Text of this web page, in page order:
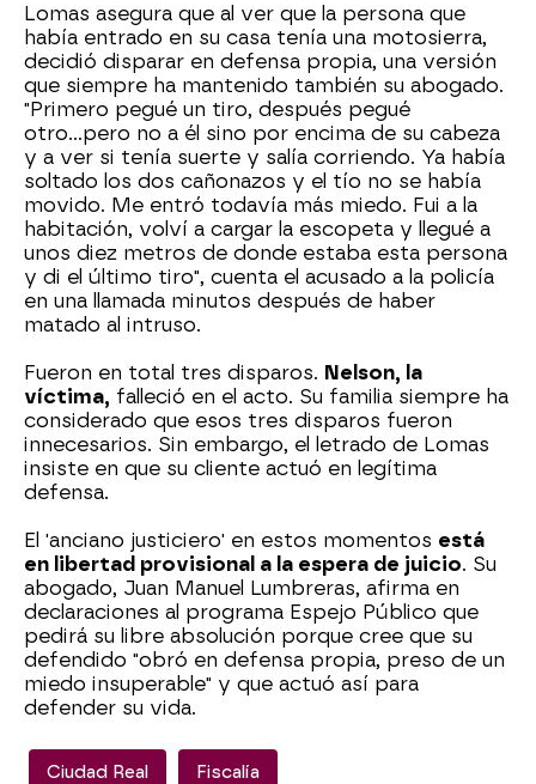
Lomas asegura que al ver que la persona que
había entrado en su casa tenía una motosierra,
decidió disparar en defensa propia, una versión
que siempre ha mantenido también su abogado.
"Primero pegué un tiro, después pegué
otro...pero no a él sino por encima de su cabeza
y a ver si tenía suerte y salía corriendo. Ya había
soltado los dos cañonazos y el tío no se había
movido. Me entró todavía más miedo. Fui a la
habitación, volví a cargar la escopeta y llegué a
unos diez metros de donde estaba esta persona
y di el último tiro", cuenta el acusado a la policía
en una llamada minutos después de haber
matado al intruso.
Fueron en total tres disparos. Nelson, la
víctima, falleció en el acto. Su familia siempre ha
considerado que esos tres disparos fueron
innecesarios. Sin embargo, el letrado de Lomas
insiste en que su cliente actuó en legítima
defensa.
El 'anciano justiciero' en estos momentos está
en libertad provisional a la espera de juicio. Su
abogado, Juan Manuel Lumbreras, afirma en
declaraciones al programa Espejo Público que
pedirá su libre absolución porque cree que su
defendido "obró en defensa propia, preso de un
miedo insuperable" y que actuó así para
defender su vida.
Ciudad Real Fiscalía